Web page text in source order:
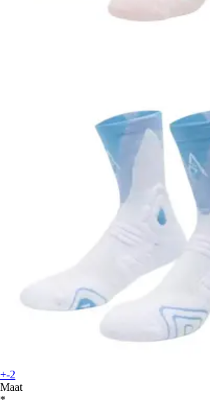
+-2
Maat
*